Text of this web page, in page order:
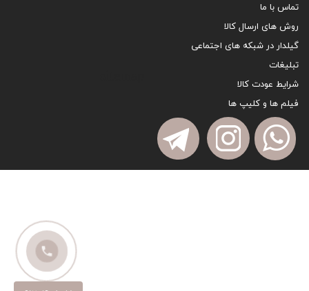
تماس با ما
روش های ارسال کالا
گیلدار در شبکه های اجتماعی
تبلیغات
شرایط عودت کالا
فیلم ها و کلیپ ها